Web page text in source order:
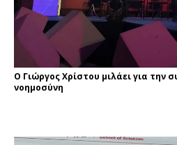
Ο Γιώργος Χρίστου μιλάει για την
νοημοσύνη